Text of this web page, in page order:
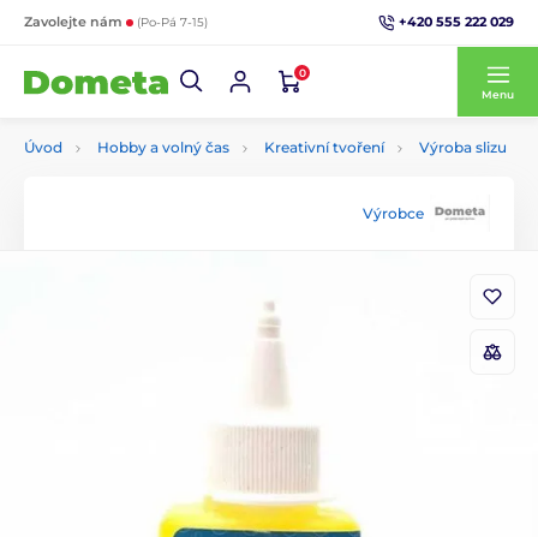
Zavolejte nám (Po-Pá 7-15) +420 555 222 029
0
Menu
Úvod Hobby a volný čas Kreativní tvoření Výroba slizu
Výrobce